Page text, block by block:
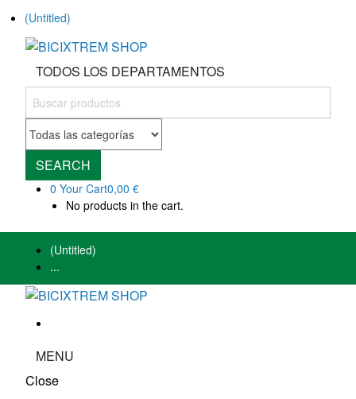
(Untitled)
TODOS LOS DEPARTAMENTOS
SEARCH
0 Your Cart0,00 €
No products in the cart.
(Untitled)
...
MENU
Close